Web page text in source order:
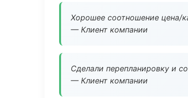
Хорошее соотношение цена/
— Клиент компании
Сделали перепланировку и
— Клиент компании